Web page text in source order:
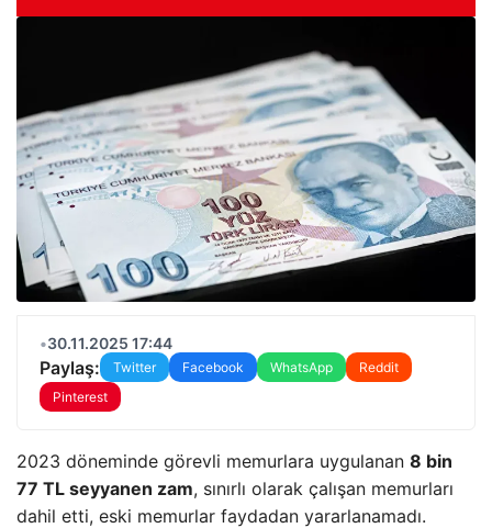
•30.11.2025 17:44
Paylaş: Twitter Facebook WhatsApp
Reddit
Pinterest
2023 döneminde görevli memurlara uygulanan 8 bin
77 TL seyyanen zam, sınırlı olarak çalışan memurları
dahil etti, eski memurlar faydadan yararlanamadı.